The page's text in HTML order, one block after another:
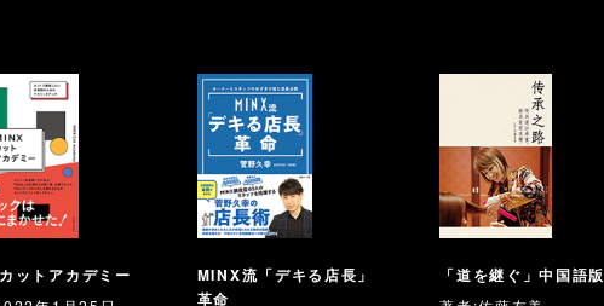
ットアカデミー
MINX流「デキる店長」
革命
「道を継ぐ」中国語版